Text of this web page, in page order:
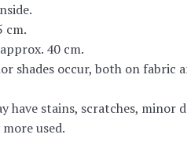
cm.
40 cm.
shades occur, both on fabric
have stains, scratches, minor
used.